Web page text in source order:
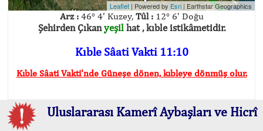
Leaflet | Powered by Esri|Earthstar Geographics
Arz :46° 4' Kuzey, Tûl :12° 6' Doğu
Şehirden Çıkanyeşilhat , kıble istikâmetidir.
Kıble Sâati Vakti 11:10
Kıble Sâati Vakti'nde Güneşe dönen, kıbleye dönmüş olur.
Uluslararası Kamerî Aybaşları ve Hicrî